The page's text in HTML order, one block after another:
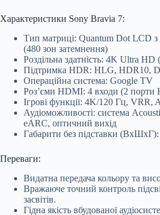
Характеристики Sony Bravia 7:
Тип матриці: Quantum Dot LCD
(480 зон затемнення)
Роздільна здатність: 4K Ultra HD
Підтримка HDR: HLG, HDR10,
Операційна система: Google TV
Роз’єми HDMI: 4 входи (2 порти
Ігрові функції: 4K/120 Гц,
Аудіоможливості: система
eARC, оптичний вихід
Габарити без підставки
Переваги:
Видатна передача кольору та
Вражаюче точний контроль
засвітів.
Гідна якість вбудованої